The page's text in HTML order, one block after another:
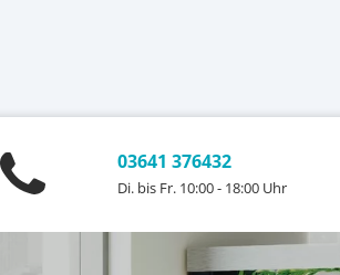
03641 376432
Di. bis Fr. 10:00 - 18:00 Uhr